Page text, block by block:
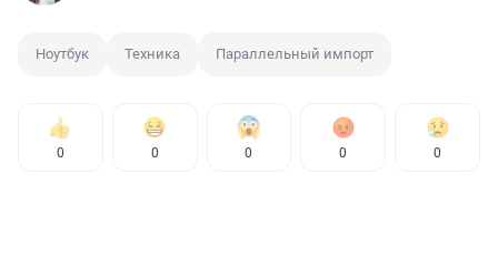
Ноутбук Техника Параллельный импорт
0 0 0 0 0